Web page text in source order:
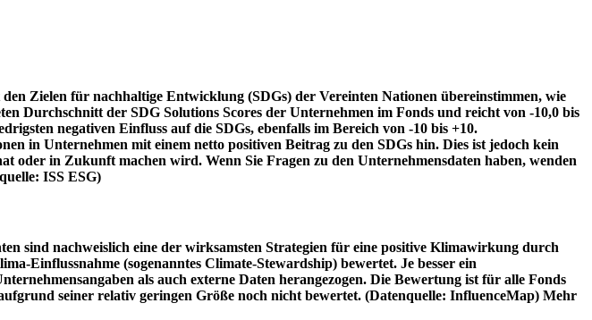
Zielen für nachhaltige Entwicklung (SDGs) der Vereinten Nationen übereinstimmen, wie
Durchschnitt der SDG Solutions Scores der Unternehmen im Fonds und reicht von -10,0 bis
negativen Einfluss auf die SDGs, ebenfalls im Bereich von -10 bis +10.
in Unternehmen mit einem netto positiven Beitrag zu den SDGs hin. Dies ist jedoch kein
oder in Zukunft machen wird. Wenn Sie Fragen zu den Unternehmensdaten haben, wenden
ISS ESG)
sind nachweislich eine der wirksamsten Strategien für eine positive Klimawirkung durch
Einflussnahme (sogenanntes Climate-Stewardship) bewertet. Je besser ein
als auch externe Daten herangezogen. Die Bewertung ist für alle Fonds
seiner relativ geringen Größe noch nicht bewertet. (Datenquelle: InfluenceMap) Mehr